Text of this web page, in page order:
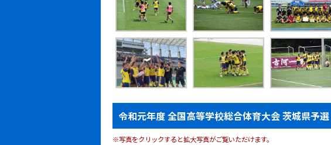
令和元年度 全国高等学校総合体育大会 茨城県予選
※写真をクリックすると拡大写真がご覧いただけます。